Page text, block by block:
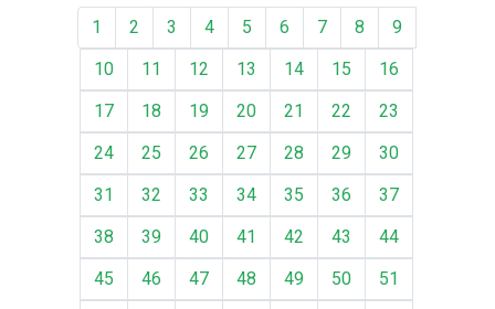
1 2 3 4 5 6 7 8
9
10
11 12 13 14 15
16
17
18 19 20 21 22
23
24
25 26 27 28 29
30
31
32 33 34 35 36
37
38
39 40 41 42 43
44
45
46 47 48 49 50
51